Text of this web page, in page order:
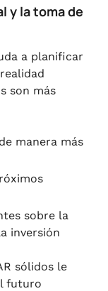
y la toma de
a planificar
son más
manera más
sobre la
inversión
sólidos le
futuro